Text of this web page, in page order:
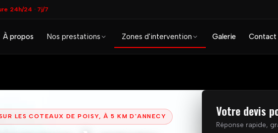
24h/24 · 7j/7
À propos Nos prestations Zones d'intervention Galerie Contact
LES COTEAUX DE POISY, À 5 KM D'ANNECY Votre devis
Réponse rapide,